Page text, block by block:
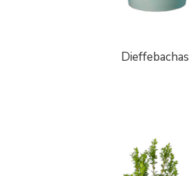
Dieffebachas